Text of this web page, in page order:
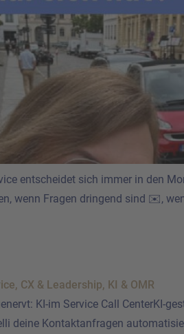
entscheidet sich immer in den
wenn Fragen dringend sind ✉️,
KI-im Service Call CenterKI-
deine Kontaktanfragen